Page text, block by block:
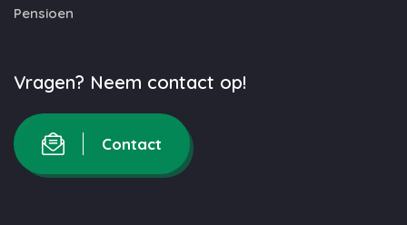
Pensioen
Vragen? Neem contact op!
Contact